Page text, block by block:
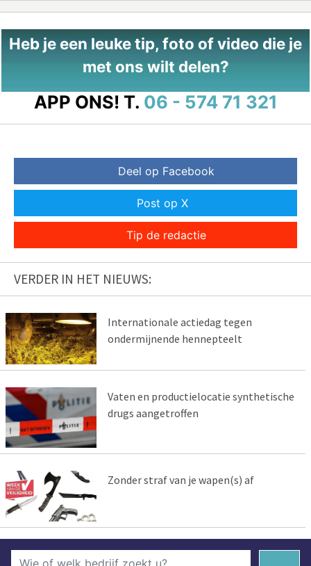
Heb je een leuke tip, foto of video die je
met ons wilt delen?
APP ONS! T. 06 - 574 71 321
Deel op Facebook
Post op X
Tip de redactie
VERDER IN HET NIEUWS:
Internationale actiedag tegen
ondermijnende hennepteelt
Vaten en productielocatie synthetische
drugs aangetroffen
Zonder straf van je wapen(s) af